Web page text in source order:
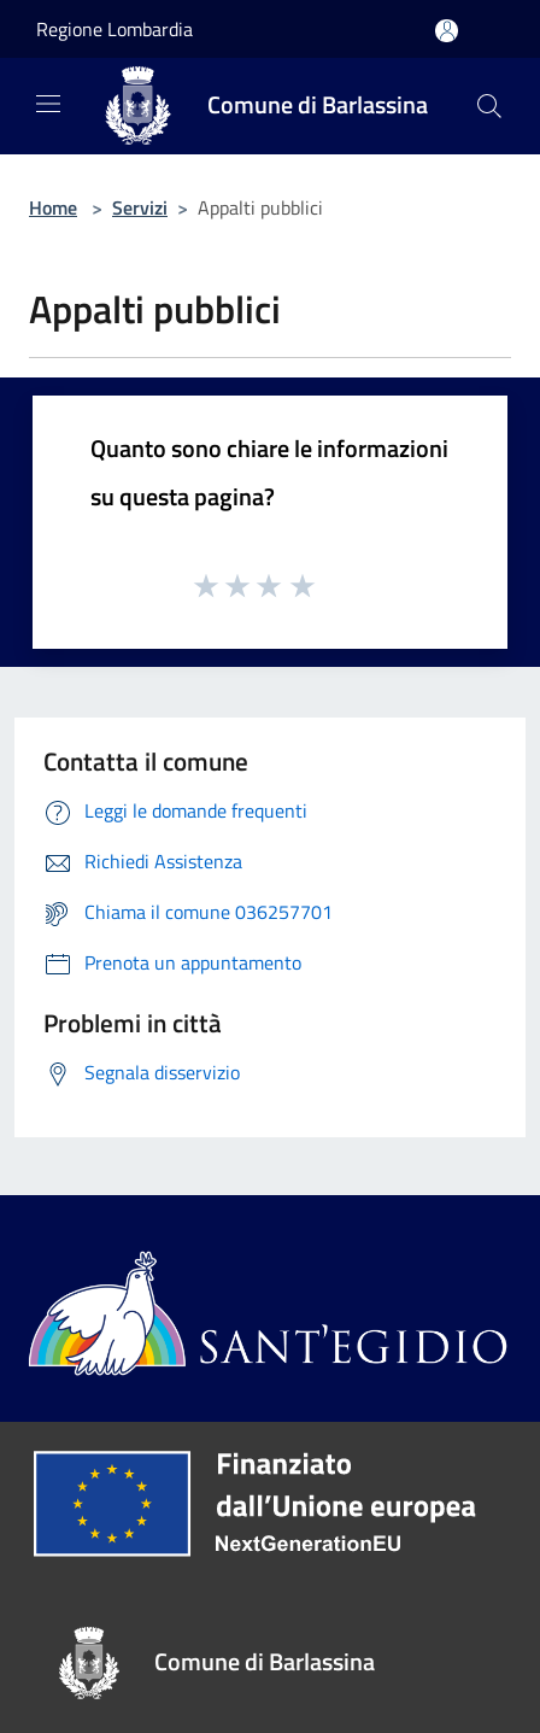
Regione Lombardia
Comune di Barlassina
Home > Servizi > Appalti pubblici
Appalti pubblici
Quanto sono chiare le informazioni
su questa pagina?
Contatta il comune
Leggi le domande frequenti
Richiedi Assistenza
Chiama il comune 036257701
Prenota un appuntamento
Problemi in città
Segnala disservizio
Comune di Barlassina